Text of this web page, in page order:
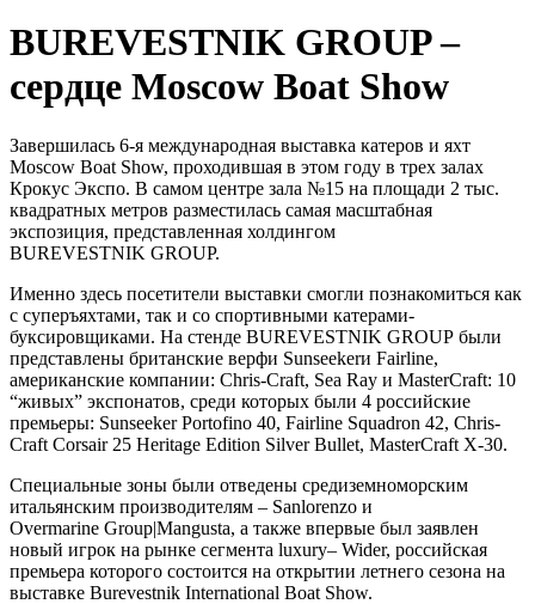
BUREVESTNIK GROUP –
сердце Moscow Boat Show
Завершилась 6-я международная выставка катеров и яхт
Moscow Boat Show, проходившая в этом году в трех залах
Крокус Экспо. В самом центре зала №15 на площади 2 тыс.
квадратных метров разместилась самая масштабная
экспозиция, представленная холдингом
BUREVESTNIK GROUP.
Именно здесь посетители выставки смогли познакомиться как
с суперъяхтами, так и со спортивными катерами-
буксировщиками. На стенде BUREVESTNIK GROUP были
представлены британские верфи Sunseekerи Fairline,
американские компании: Chris-Craft, Sea Ray и MasterCraft: 10
“живых” экспонатов, среди которых были 4 российские
премьеры: Sunseeker Portofino 40, Fairline Squadron 42, Chris-
Craft Corsair 25 Heritage Edition Silver Bullet, MasterCraft X-30.
Специальные зоны были отведены средиземноморским
итальянским производителям – Sanlorenzo и
Overmarine Group|Mangusta, а также впервые был заявлен
новый игрок на рынке сегмента luxury– Wider, российская
премьера которого состоится на открытии летнего сезона на
выставке Burevestnik International Boat Show.